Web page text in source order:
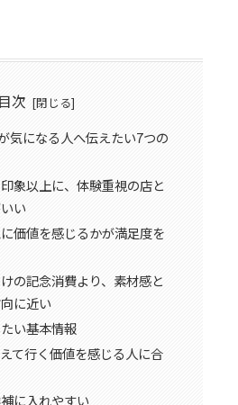
目次
気になる人へ伝えたい7つの
象以上に、体験重視の店と
い
価値を感じるかが満足度を
の記念消費より、素材感と
に近い
い基本情報
て行く価値を感じる人に合
に入れやすい